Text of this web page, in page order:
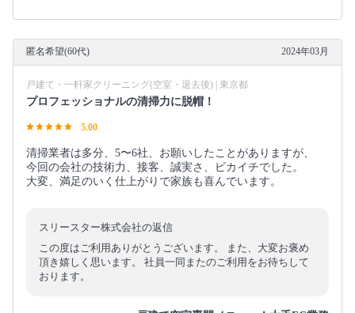
匿名希望(60代) 2024年03月
戸建て・一軒家クリーニング(空室・退去後) | 東京都
プロフェッショナルの清掃力に脱帽！
5.00
清掃業者は多分、5〜6社、お願いしたことがありますが、
今回の会社の技術力、接客、誠実さ、ピカイチでした。
大変、満足のいく仕上がりで家族も喜んでいます。
スリースター株式会社の返信
この度はご利用ありがとうございます。 また、大変お褒め
頂き嬉しく思います。 社員一同またのご利用をお待ちして
おります。